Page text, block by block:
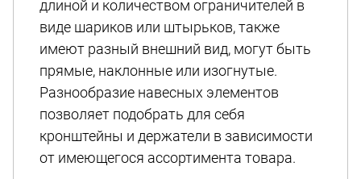
длиной и количеством ограничителей в
виде шариков или штырьков, также
имеют разный внешний вид, могут быть
прямые, наклонные или изогнутые.
Разнообразие навесных элементов
позволяет подобрать для себя
кронштейны и держатели в зависимости
от имеющегося ассортимента товара.